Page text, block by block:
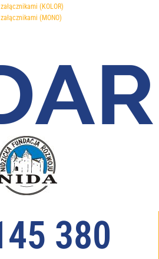
(KOLOR)
(MONO)
805